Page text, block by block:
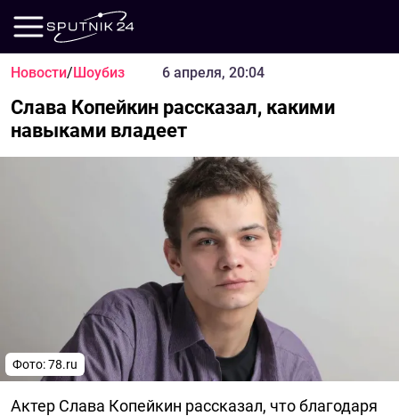
Новости/Шоубиз 6 апреля, 20:04
Слава Копейкин рассказал, какими
навыками владеет
Фото: 78.ru
Актер Слава Копейкин рассказал, что благодаря